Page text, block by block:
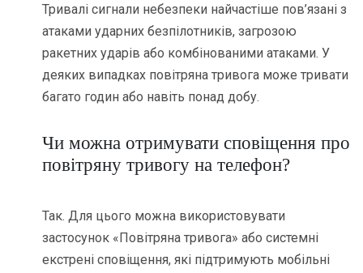
Тривалі сигнали небезпеки найчастіше пов’язані з
атаками ударних безпілотників, загрозою
ракетних ударів або комбінованими атаками. У
деяких випадках повітряна тривога може тривати
багато годин або навіть понад добу.
Чи можна отримувати сповіщення про
повітряну тривогу на телефон?
Так. Для цього можна використовувати
застосунок «Повітряна тривога» або системні
екстрені сповіщення, які підтримують мобільні